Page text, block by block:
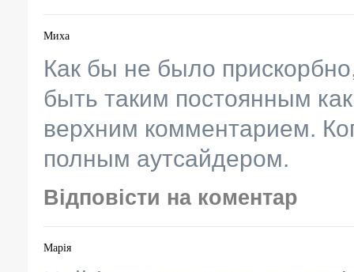
Миха
Как бы не было
быть таким постоянным
верхним комментарием.
полным аутсайдером.
Відповісти на коментар
Марія